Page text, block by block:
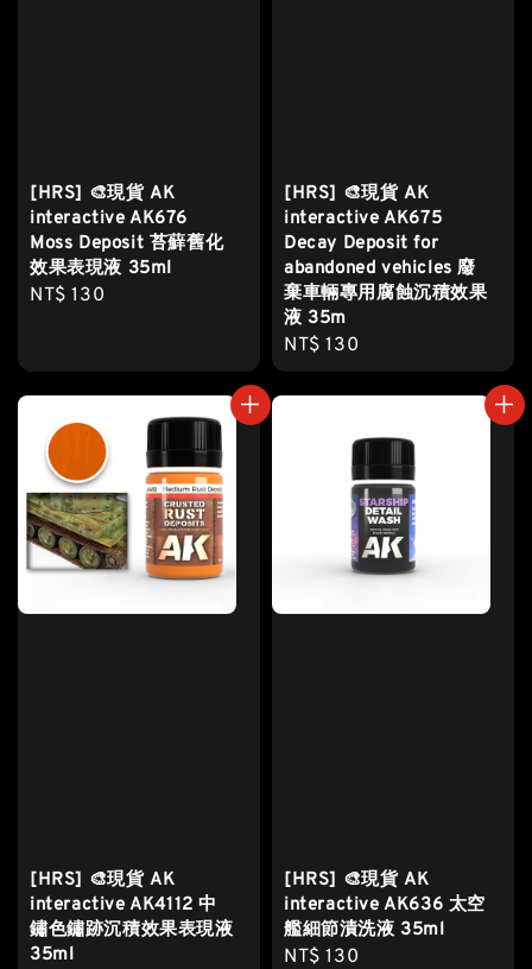
[HRS] 🎨現貨 AK
interactive AK676
Moss Deposit 苔蘚舊化
效果表現液 35ml
Regular
NT$ 130
[HRS] 🎨現貨 AK
interactive AK675
Decay Deposit for
abandoned vehicles 廢
棄車輛專用腐蝕沉積效果
液 35m
Regular
price
NT$ 130
[HRS] 🎨現貨 AK
interactive AK4112 中
鏽色鏽跡沉積效果表現液
35ml
[HRS] 🎨現貨 AK
interactive AK636 太空
艦細節漬洗液 35ml
Regular
NT$ 130